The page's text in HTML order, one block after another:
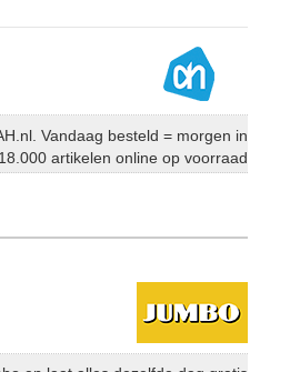
Vandaag besteld = morgen in
artikelen online op voorraad